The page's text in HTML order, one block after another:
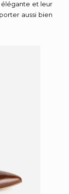
élégante et leur
aussi bien